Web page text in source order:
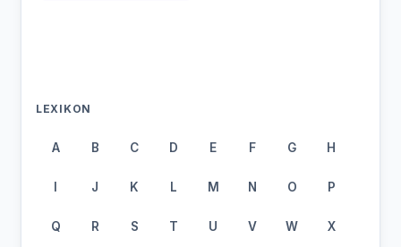
LEXIKON
A B C D E F G H
I J K L M N O P
Q R S T U V W X